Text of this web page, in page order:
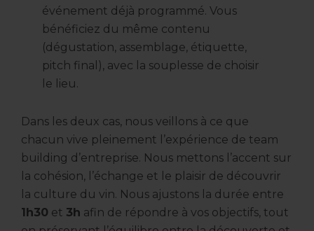
événement déjà programmé. Vous
bénéficiez du même contenu
(dégustation, assemblage, étiquette,
pitch final), avec la souplesse de choisir
le lieu.
Dans les deux cas, nous veillons à ce que
chacun vive pleinement l’expérience de team
building d’entreprise. Nous mettons l’accent sur
la cohésion, l’échange et le plaisir de découvrir
la culture du vin. Nous ajustons la durée entre
1h30 et 3h afin de répondre à vos objectifs, tout